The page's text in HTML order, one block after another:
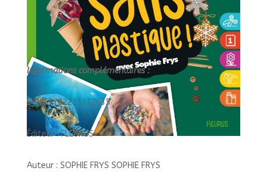
Informations complémentaires :
EAN : 9782215172635
Éditeur : FLEURUS
Auteur : SOPHIE FRYS SOPHIE FRYS